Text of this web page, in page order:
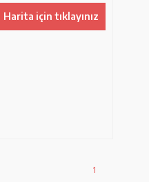
Harita için tıklayınız
1